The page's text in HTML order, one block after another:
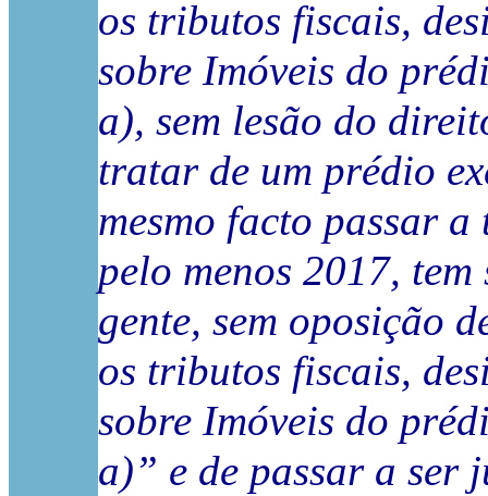
os tributos fiscais,
sobre Imóveis do
a), sem lesão do
tratar de um prédio
mesmo facto passar
pelo menos 2017,
gente, sem oposição
os tributos fiscais,
sobre Imóveis do
a)” e de passar a ser